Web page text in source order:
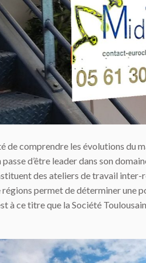
de comprendre les évolutions du
d’être leader dans son
des ateliers de travail inter-
permet de déterminer une
à ce titre que la Société